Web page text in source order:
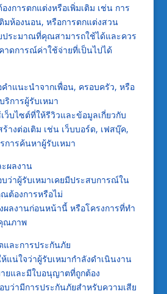
การตกแต่งหรือเพิ่มเติม เช่น การ
มห้องนอน, หรือการตกแต่งสวน
ระมาณที่คุณสามารถใช้ได้และควร
ดการณ์ค่าใช้จ่ายที่เป็นไปได้
ำแนะนำจากเพื่อน, ครอบครัว, หรือ
ริการผู้รับเหมา
ว็บไซต์ที่ให้รีวิวและข้อมูลเกี่ยวกับ
างต่อเติม เช่น เว็บบอร์ด, เฟสบุ๊ค,
การค้นหาผู้รับเหมา
ผลงาน
ว่าผู้รับเหมาเคยมีประสบการณ์ใน
ต้องการหรือไม่
ผลงานก่อนหน้านี้ หรือโครงการที่ทำ
ณภาพ
ละการประกันภัย
แน่ใจว่าผู้รับเหมากำลังดำเนินงาน
ยและมีใบอนุญาตที่ถูกต้อง
บว่ามีการประกันภัยสำหรับความเสีย